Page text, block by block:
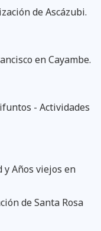
de Ascázubi.
en Cayambe.
- Actividades
y Años viejos en
de Santa Rosa